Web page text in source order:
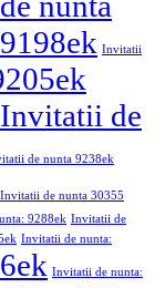
Invitatii
Invitatii de
de nunta 9238ek
Invitatii de nunta 30355
9288ek Invitatii de
Invitatii de nunta:
Invitatii de nunta: